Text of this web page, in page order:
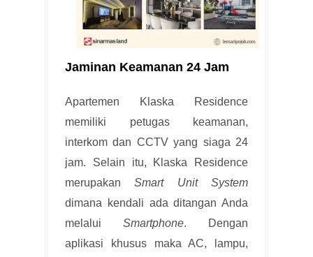
Jaminan Keamanan 24 Jam
Apartemen Klaska Residence
memiliki petugas keamanan,
interkom dan CCTV yang siaga 24
jam. Selain itu, Klaska Residence
merupakanSmart Unit System
dimana kendali ada ditangan Anda
melalui Smartphone. Dengan
aplikasi khusus maka AC, lampu,